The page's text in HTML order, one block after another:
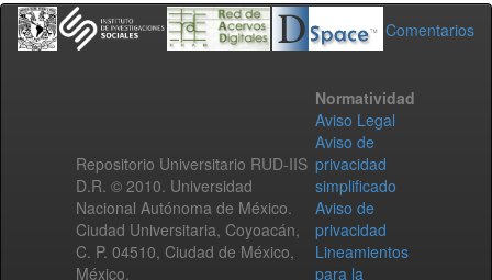
Comentarios
Repositorio Universitario RUD-IIS
D.R. © 2010. Universidad
Nacional Autónoma de México.
Ciudad Universitaria, Coyoacán,
C. P. 04510, Ciudad de México,
México.
Normatividad
Aviso Legal
Aviso de
privacidad
simplificado
Aviso de
privacidad
Lineamientos
para la